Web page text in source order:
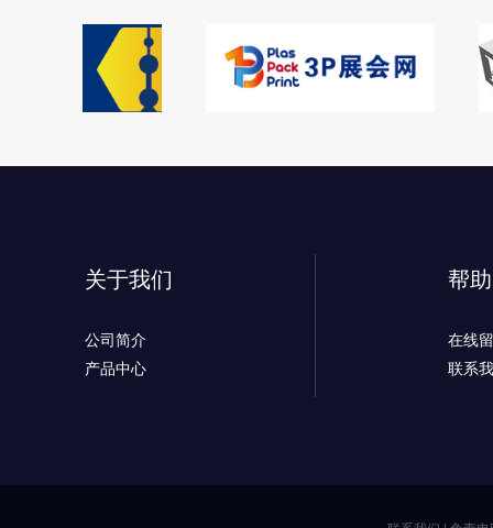
关于我们
公司简介
产品中心
帮
在线
联系